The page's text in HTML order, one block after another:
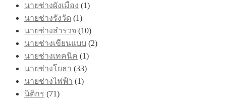
นายช่างผังเมือง (1)
นายช่างรังวัด (1)
นายช่างสำรวจ (10)
นายช่างเขียนแบบ (2)
นายช่างเทคนิค (1)
นายช่างโยธา (33)
นายช่างไฟฟ้า (1)
นิติกร (71)